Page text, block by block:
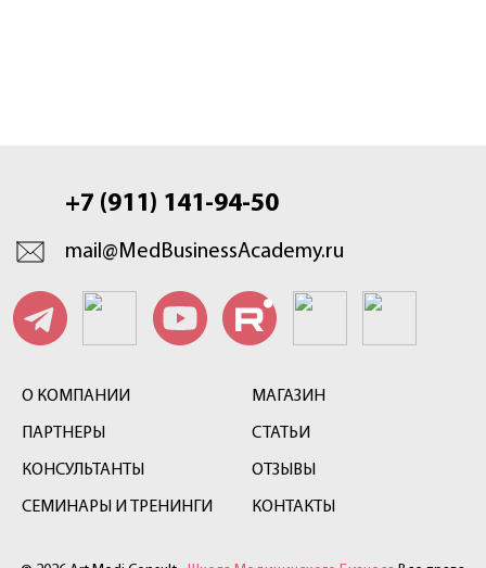
+7 (911) 141-94-50
mail@MedBusinessAcademy.ru
О КОМПАНИИ
ПАРТНЕРЫ
КОНСУЛЬТАНТЫ
СЕМИНАРЫ И ТРЕНИНГИ
МАГАЗИН
СТАТЬИ
ОТЗЫВЫ
КОНТАКТЫ